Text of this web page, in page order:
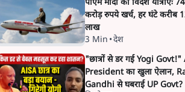
पीएम मोदी की विदेश यात्राएंः
करोड़ रुपये खर्च, हर घंटे करीब
लाख
3 Min •देश
"छात्रों से डर गई Yogi Govt!"
President का खुला ऐलान,
Gandhi से घबराई UP Govt?